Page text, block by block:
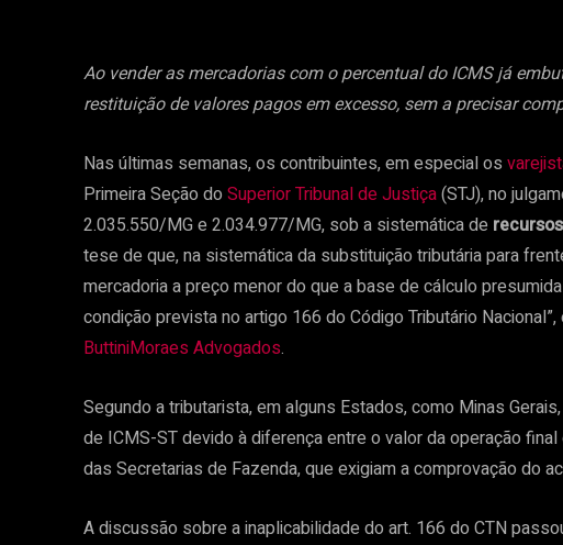
Ao vender as mercadorias com o percentual do ICMS já
restituição de valores pagos em excesso, sem a precisar
Nas últimas semanas, os contribuintes, em especial os
Primeira Seção do Superior Tribunal de Justiça(STJ), no
2.035.550/MG e 2.034.977/MG, sob a sistemática de
tese de que, na sistemática da substituição tributária para
mercadoria a preço menor do que a base de cálculo
condição prevista no artigo 166 do Código Tributário
ButtiniMoraes Advogados.
Segundo a tributarista, em alguns Estados, como Minas
de ICMS-ST devido à diferença entre o valor da operação
das Secretarias de Fazenda, que exigiam a comprovação do
A discussão sobre a inaplicabilidade do art. 166 do CTN